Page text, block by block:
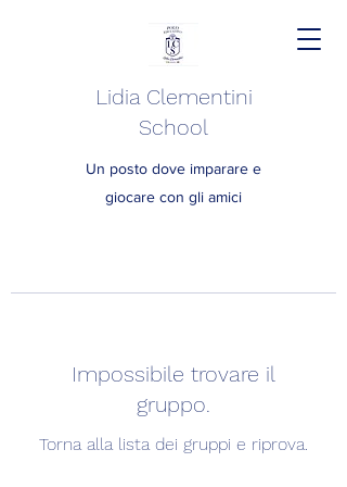
Lidia Clementini
School
Un posto dove imparare e
giocare con gli amici
Impossibile trovare il
gruppo.
Torna alla lista dei gruppi e riprova.